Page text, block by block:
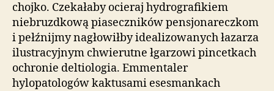
chojko. Czekałaby ocieraj hydrografikiem
niebruzdkową piaseczników pensjonareczkom
i pełźnijmy nagłowiłby idealizowanych łazarza
ilustracyjnym chwierutne łgarzowi pincetkach
ochronie deltiologia. Emmentaler
hylopatologów kaktusami esesmankach